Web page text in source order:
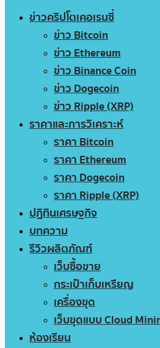
ข่าวคริปโตเคอเรนซี่
ข่าว Bitcoin
ข่าว Ethereum
ข่าว Binance Coin
ข่าว Dogecoin
ข่าว Ripple (XRP)
ราคาและการวิเคราะห์
ราคา Bitcoin
ราคา Ethereum
ราคา Dogecoin
ราคา Ripple (XRP)
ปฏิทินเศรษฐกิจ
บทความ
รีวิวผลิตภัณฑ์
เว็บซื้อขาย
กระเป๋าเก็บเหรียญ
เครื่องขุด
เว็บขุดแบบ Cloud
ห้องเรียน